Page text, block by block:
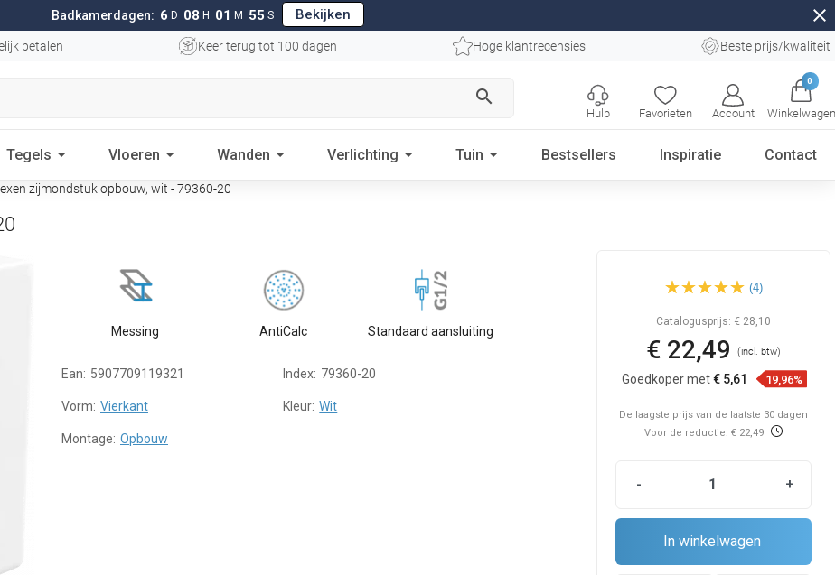
Badkamerdagen: 6 D 08 H 01 M 54 S Bekijken close
betalen Keer terug tot 100 dagen Hoge klantrecensies Beste prijs/kwaliteit
search
Favorieten Account
0
Winkelwagen
Hulp
Tegels Vloeren Wanden Verlichting Tuin Bestsellers Inspiratie Contact
zijmondstuk opbouw, wit - 79360-20
Messing AntiCalc Standaard aansluiting
Ean: 5907709119321 Index: 79360-20
Vorm: Vierkant Kleur: Wit
Montage: Opbouw
Mexen zijmondstuk opbouw,
wit - 79360-20
(4)
Catalogusprijs: € 28,10
€ 22,49(incl. btw)
Goedkoper met€ 5,61 19,96%
De laagste prijs van de laatste 30 dagen
Voor de reductie: € 22,49
- +
In winkelwagen